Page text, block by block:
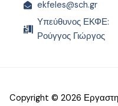
ekfeles@sch.gr
Υπεύθυνος ΕΚΦΕ:
Ρούγγος Γιώργος
Copyright © 2026